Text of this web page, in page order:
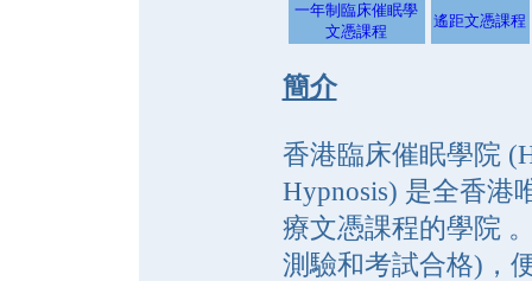
一年制臨床催眠學
文憑課程
遙距文憑課程
簡介
香港臨床催眠學院
Hypnosis) 是全香港
療文憑課程的學院
測驗和考試合格)，